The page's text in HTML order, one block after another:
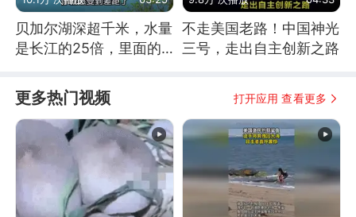
贝加尔湖深超千米，水量
是长江的25倍，里面的
不走美国老路！中国神光
三号，走出自主创新之路
更多热门视频 打开应用 查看更多